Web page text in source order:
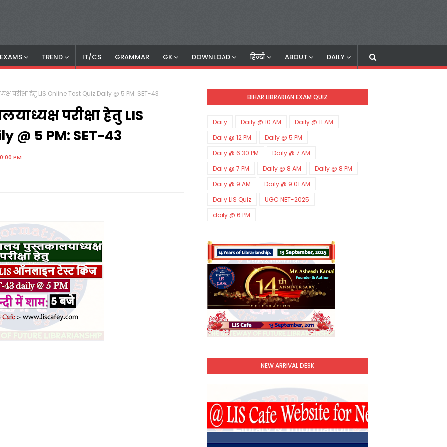
TREND IT/CS GRAMMAR GK DOWNLOAD हिन्दी ABOUT DAILY
परीक्षा हेतु LIS Online Test Quiz Daily @ 5 PM: SET-43
परीक्षा हेतु LIS
@ 5 PM: SET-43
PM
BIHAR LIBRARIAN EXAM QUIZ
Daily Daily @ 10 AM
Daily @ 11 AM
Daily @ 12 PM
Daily @ 5 PM
Daily @ 6:30 PM
Daily @ 7 AM
Daily @ 7 PM
Daily @ 8 AM
Daily @ 8 PM
Daily @ 9 AM
Daily @ 9:01 AM
Daily LIS Quiz
UGC NET-2025
daily @ 6 PM
NEW ARRIVAL DESK